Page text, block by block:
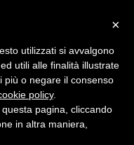
community #1 in
×
utilizzati si avvalgono
utili alle finalità illustrate
più o negare il consenso
policy.
pagina, cliccando
in altra maniera,